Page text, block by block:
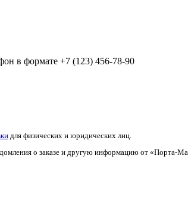
в формате +7 (123) 456-78-90
для физических и юридических лиц.
о заказе и другую информацию от «Порта-